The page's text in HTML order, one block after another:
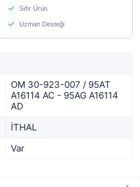
Sıfır Ürün
Uzman Desteği
OM 30-923-007 / 95AT
A16114 AC - 95AG A16114
AD
İTHAL
Var